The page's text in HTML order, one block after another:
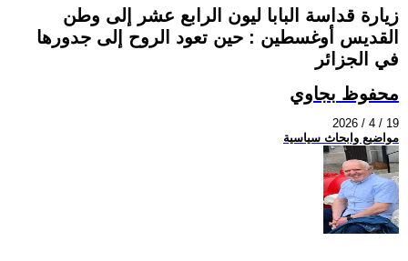
زيارة قداسة البابا ليون الرابع عشر إلى وطن
القديس أوغسطين : حين تعود الروح إلى جدورها
في الجزائر
محفوظ بجاوي
2026 / 4 / 19
مواضيع وابحاث سياسية